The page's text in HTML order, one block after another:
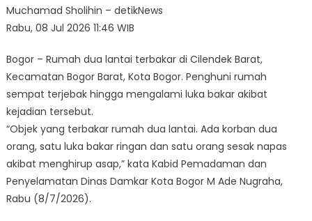
Muchamad Sholihin – detikNews
Rabu, 08 Jul 2026 11:46 WIB
Bogor – Rumah dua lantai terbakar di Cilendek Barat,
Kecamatan Bogor Barat, Kota Bogor. Penghuni rumah
sempat terjebak hingga mengalami luka bakar akibat
kejadian tersebut.
“Objek yang terbakar rumah dua lantai. Ada korban dua
orang, satu luka bakar ringan dan satu orang sesak napas
akibat menghirup asap,” kata Kabid Pemadaman dan
Penyelamatan Dinas Damkar Kota Bogor M Ade Nugraha,
Rabu (8/7/2026).